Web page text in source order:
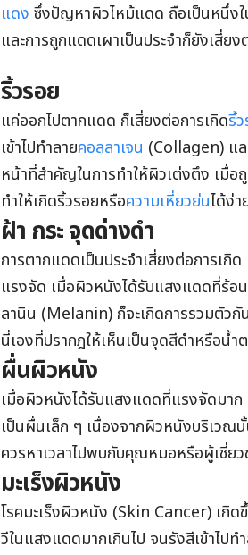
แดง ซึ่งปัญหาผิวไหม้แดด ถือเป็นหนึ่ง
และการถูกแดดเผาเป็นประจำก็ยังเสี่ย
ริ้วรอย
แค่ออกไปตากแดด ก็เสี่ยงต่อการเกิดริ้
เข้าไปทำลายคอลลาเจน (Collagen) แ
หน้าที่สำคัญในการทำให้ผิวเต่งตึง เมื่อ
ทำให้เกิดริ้วรอยหรือความเหี่ยวย่นได้ง่า
ฝ้า กระ จุดด่างดำ
การตากแดดเป็นประจำเสี่ยงต่อการเกิด
แรงจัด เมื่อผิวหนังได้รับแสงแดดที่ร้อ
ลานิน (Melanin) ก็จะเกิดการรวมตัว
นี่เองที่ปรากฎให้เห็นเป็นจุดสีดำหรือน้ำ
ผื่นผิวหนัง
เมื่อผิวหนังได้รับแสงแดดที่แรงจัดมาก
เป็นผื่นเล็ก ๆ เนื่องจากผิวหนังบริเวณ
ควรหาเวลาไปพบกับคุณหมอหรือผู้เชี่ย
มะเร็งผิวหนัง
โรคมะเร็งผิวหนัง (Skin Cancer) เกิ
วีในแสงแดดมากเกินไป จนรังสีเข้าไป